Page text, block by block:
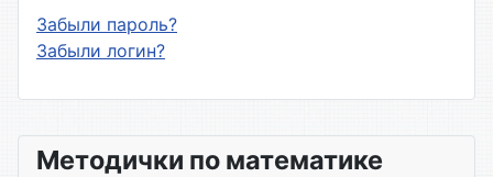
Методички по математике
Забыли пароль?
Забыли логин?